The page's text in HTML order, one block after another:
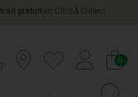
gratuiten Click & Collect
0